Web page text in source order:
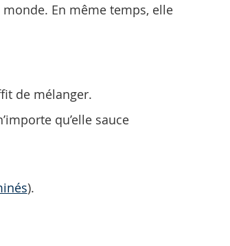
En même temps, elle
de mélanger.
qu’elle sauce
).